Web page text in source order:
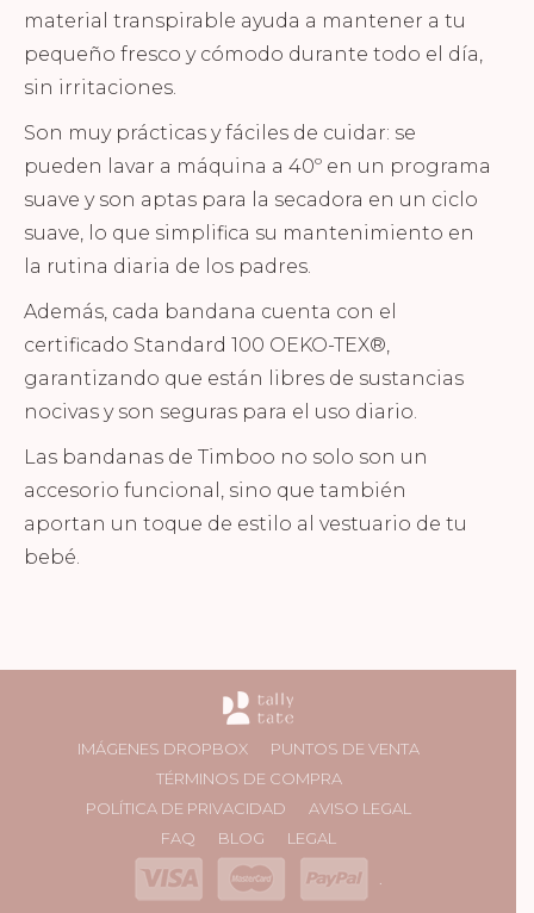
material transpirable ayuda a mantener a tu
pequeño fresco y cómodo durante todo el día,
sin irritaciones.
Son muy prácticas y fáciles de cuidar: se
pueden lavar a máquina a 40º en un programa
suave y son aptas para la secadora en un ciclo
suave, lo que simplifica su mantenimiento en
la rutina diaria de los padres.
Además, cada bandana cuenta con el
certificado Standard 100 OEKO-TEX®,
garantizando que están libres de sustancias
nocivas y son seguras para el uso diario.
Las bandanas de Timboo no solo son un
accesorio funcional, sino que también
aportan un toque de estilo al vestuario de tu
bebé.
IMÁGENES DROPBOX
PUNTOS DE VENTA
TÉRMINOS DE COMPRA
POLÍTICA DE PRIVACIDAD
AVISO LEGAL
FAQ
BLOG LEGAL